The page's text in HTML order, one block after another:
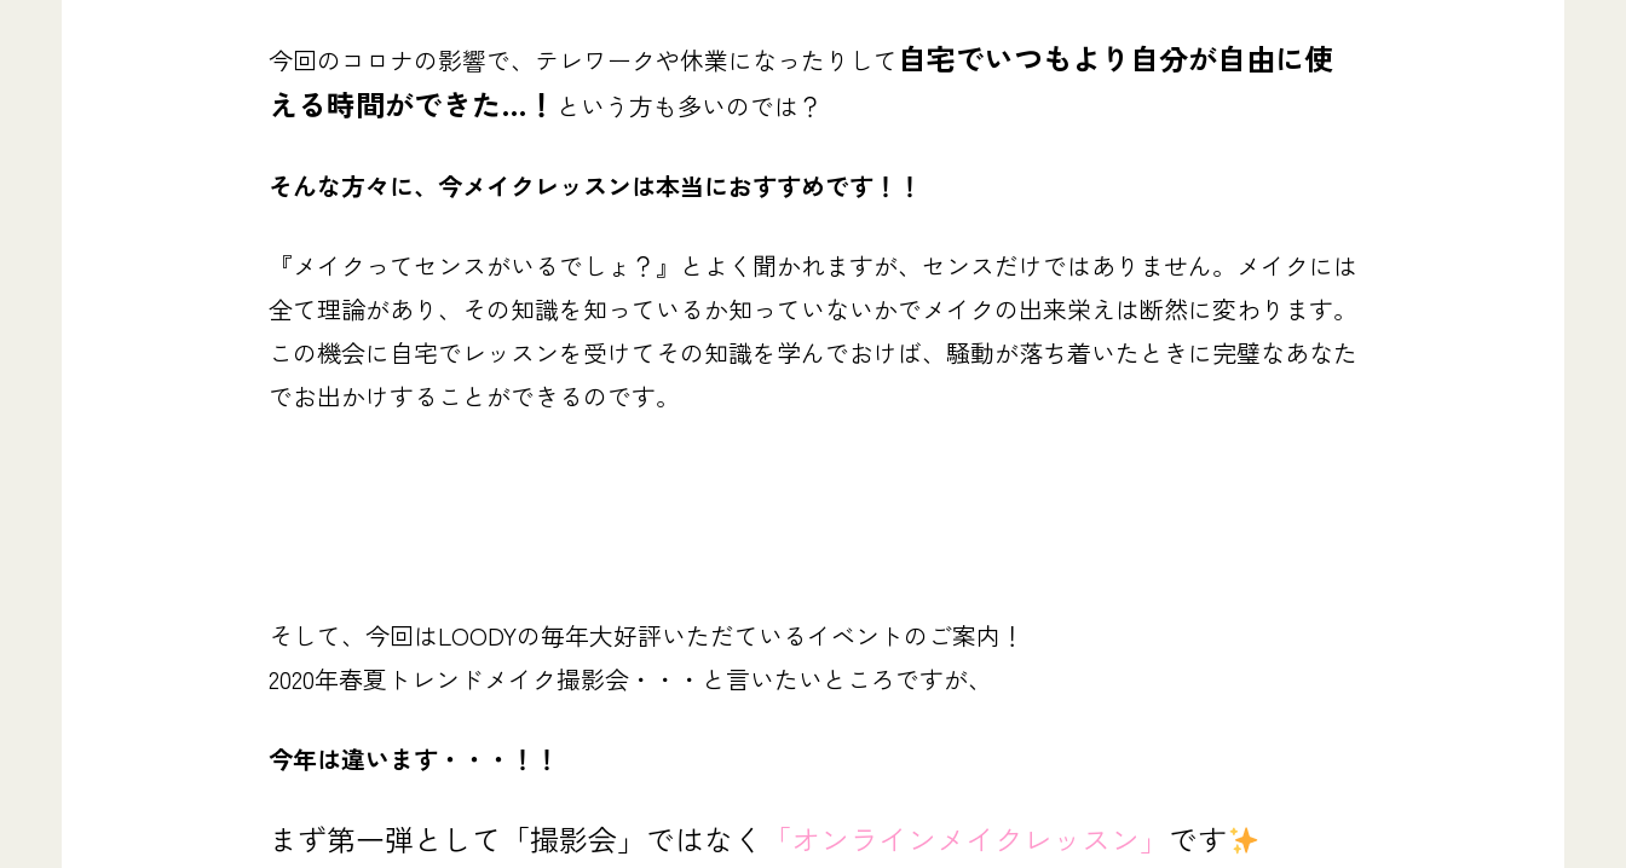
今回のコロナの影響で、テレワークや休業になったりして 自宅でいつもより自分が自由に使
える時間ができた…！ という方も多いのでは？
そんな方々に、今メイクレッスンは本当におすすめです！！
『メイクってセンスがいるでしょ？』とよく聞かれますが、センスだけではありません。メイクには
全て理論があり、その知識を知っているか知っていないかでメイクの出来栄えは断然に変わります。
この機会に自宅でレッスンを受けてその知識を学んでおけば、騒動が落ち着いたときに完璧なあなた
でお出かけすることができるのです。
そして、今回はLOODYの毎年大好評いただているイベントのご案内！
2020年春夏トレンドメイク撮影会・・・と言いたいところですが、
今年は違います・・・！！
まず第一弾として 「撮影会」 ではなく 「オンラインメイクレッスン」 です